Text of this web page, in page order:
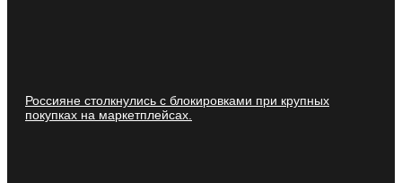
Россияне столкнулись с блокировками при крупных
покупках на маркетплейсах.